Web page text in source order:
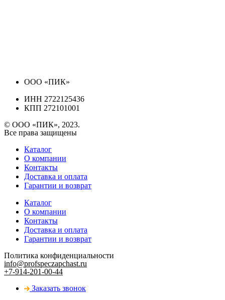
ООО «ПИК»
ИНН 2722125436
КПП 272101001
© ООО «ПИК», 2023.
Все права защищены
Каталог
О компании
Контакты
Доставка и оплата
Гарантии и возврат
Каталог
О компании
Контакты
Доставка и оплата
Гарантии и возврат
Политика конфиденциальности
info@profspeczapchast.ru
+7-914-201-00-44
Заказать звонок